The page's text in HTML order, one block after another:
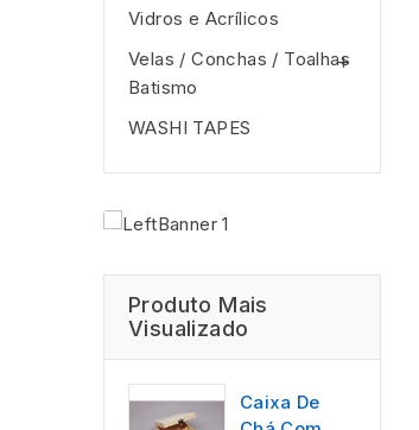
Vidros e Acrí­licos
Velas / Conchas / Toalhas
Batismo

WASHI TAPES
Produto Mais
Visualizado
Caixa De